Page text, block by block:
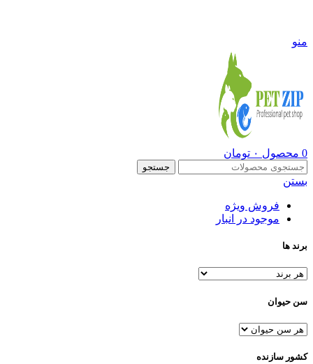
منو
0 محصول ۰ تومان
جستجو
بستن
فروش ویژه
موجود در انبار
برند ها
سن حیوان
کشور سازنده